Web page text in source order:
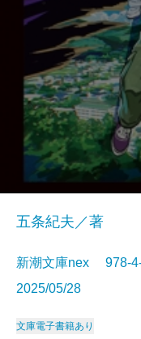
五条紀夫／著
新潮文庫nex 978-
2025/05/28
文庫電子書籍あり